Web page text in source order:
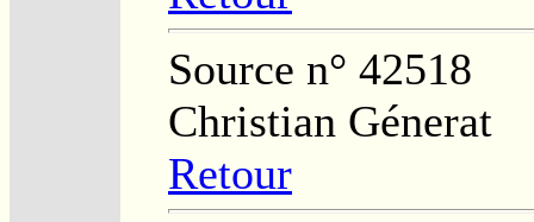
Source n° 42518
Christian Génerat
Retour